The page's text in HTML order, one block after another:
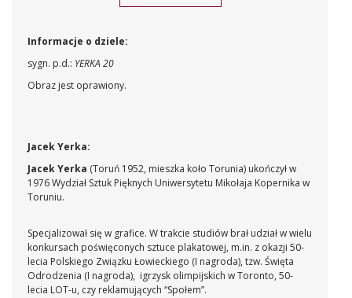
Informacje o dziele:
sygn. p.d.: YERKA 20
Obraz jest oprawiony.
Jacek Yerka:
Jacek Yerka (Toruń 1952, mieszka koło Torunia) ukończył w
1976 Wydział Sztuk Pięknych Uniwersytetu Mikołaja Kopernika w
Toruniu.
Specjalizował się w grafice. W trakcie studiów brał udział w wielu
konkursach poświęconych sztuce plakatowej, m.in. z okazji 50-
lecia Polskiego Związku Łowieckiego (I nagroda), tzw. Święta
Odrodzenia (I nagroda), igrzysk olimpijskich w Toronto, 50-
lecia LOT-u, czy reklamujących “Społem”.